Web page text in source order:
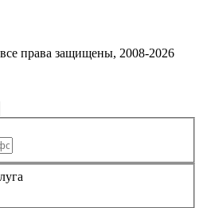
права защищены, 2008-2026